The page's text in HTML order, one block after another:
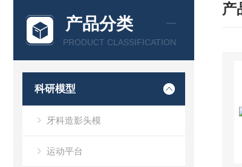
产品分类
PRODUCT CLASSIFICATION
科研模型
牙科造影头模
运动平台
产